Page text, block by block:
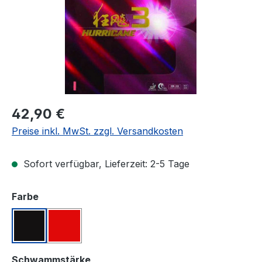
Regulärer Preis:
42,90 €
Preise inkl. MwSt. zzgl. Versandkosten
Sofort verfügbar, Lieferzeit: 2-5 Tage
Farbeauswählen
Schwammstärkeauswählen